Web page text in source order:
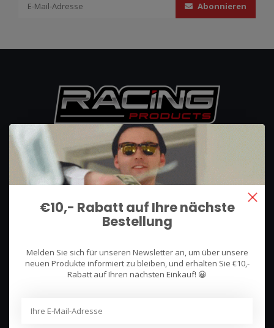
Abonnieren
We use what we sell, that's the difference!
Hullerpad 13Q
Lunteren, Nederland
085 744 4602
shop@racing-products.com
€10,- Rabatt auf Ihre nächste
Bestellung
Melden Sie sich für unseren Newsletter an, um über unsere
neuen Produkte informiert zu bleiben, und erhalten Sie €10,-
Rabatt auf Ihren nächsten Einkauf! 😀